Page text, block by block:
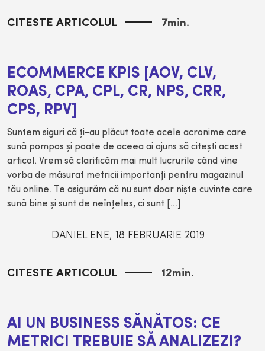
CITESTE ARTICOLUL 7min.
ECOMMERCE KPIS [AOV, CLV,
ROAS, CPA, CPL, CR, NPS, CRR,
CPS, RPV]
Suntem siguri că ţi-au plăcut toate acele acronime care
sună pompos şi poate de aceea ai ajuns să citeşti acest
articol. Vrem să clarificăm mai mult lucrurile când vine
vorba de măsurat metricii importanţi pentru magazinul
tău online. Te asigurăm că nu sunt doar nişte cuvinte care
sună bine şi sunt de neînţeles, ci sunt […]
DANIEL ENE, 18 FEBRUARIE 2019
CITESTE ARTICOLUL 12min.
AI UN BUSINESS SĂNĂTOS: CE
METRICI TREBUIE SĂ ANALIZEZI?